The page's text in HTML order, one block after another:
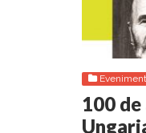
Eveniment
100